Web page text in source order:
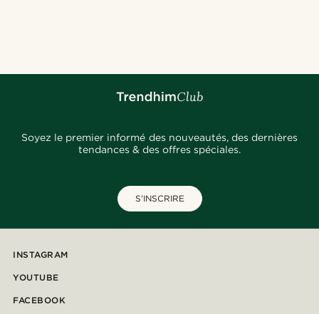
Soyez le premier informé des nouveautés, des dernières
tendances & des offres spéciales.
S'INSCRIRE
INSTAGRAM
YOUTUBE
FACEBOOK